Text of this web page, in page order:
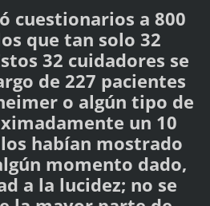
cuestionarios a 800
que tan solo 32
32 cuidadores se
de 227 pacientes
o algún tipo de
un 10
habían mostrado
momento dado,
a la lucidez; no se